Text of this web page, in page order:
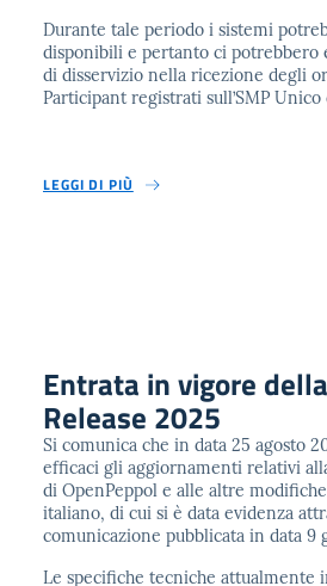
Durante tale periodo i sistemi
disponibili e pertanto ci potrebbero
di disservizio nella ricezione degli
Participant registrati sull’SMP Unico
LEGGI DI PIÙ
Entrata in vigore
Release 2025
Si comunica che in data 25 agosto
efficaci gli aggiornamenti relativi
di OpenPeppol e alle altre
italiano, di cui si è data evidenza
comunicazione pubblicata in data 9
Le specifiche tecniche attualmente